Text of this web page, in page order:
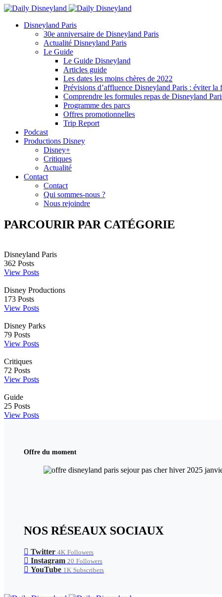
Disneyland Paris
30e anniversaire de Disneyland Paris
Actualité Disneyland Paris
Le Guide
Le Guide Disneyland
Articles guide
Les dates les moins chères de 2022
Prévisions d’affluence Disneyland Paris : éviter la
Comprendre les formules repas de Disneyland
Programme des parcs
Offres promotionnelles
Trip Report
Podcast
Productions Disney
Disney+
Critiques
Actualité
Contact
Contact
Qui sommes-nous ?
Nous rejoindre
PARCOURIR PAR CATÉGORIE
Disneyland Paris
362 Posts
View Posts
Disney Productions
173 Posts
View Posts
Disney Parks
79 Posts
View Posts
Critiques
72 Posts
View Posts
Guide
25 Posts
View Posts
Offre du moment
NOS RÉSEAUX SOCIAUX
Twitter 4K Followers
Instagram 20 Followers
YouTube 1K Subscribers